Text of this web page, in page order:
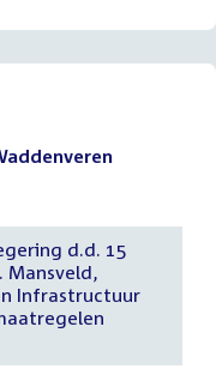
d.d. 15
Mansveld,
Infrastructuur